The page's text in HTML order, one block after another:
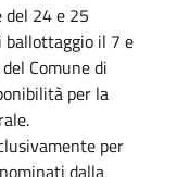
24 e 25
ballottaggio il 7 e
Comune di
per la
per
dalla